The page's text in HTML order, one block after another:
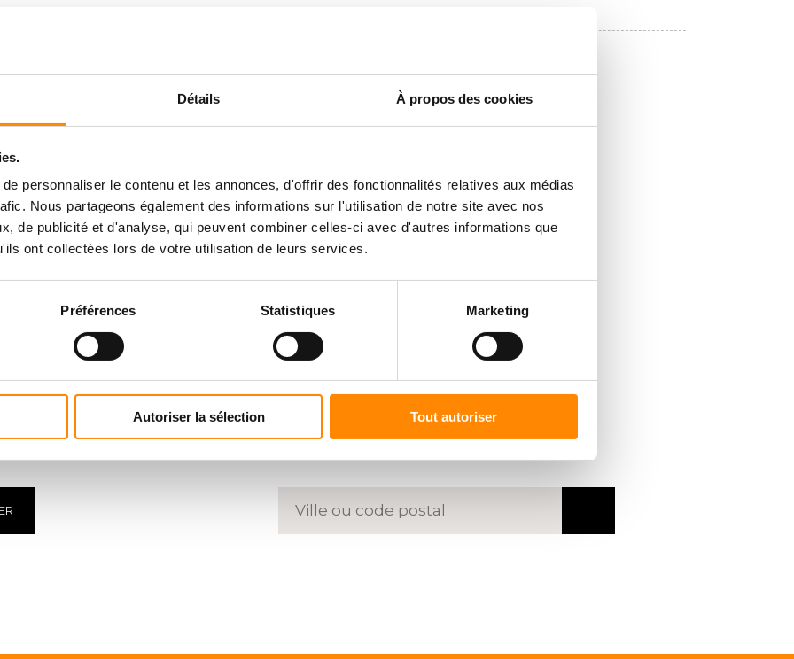
Détails À propos des cookies
personnaliser le contenu et les annonces, d'offrir des fonctionnalités relatives aux médias
Nous partageons également des informations sur l'utilisation de notre site avec nos
de publicité et d'analyse, qui peuvent combiner celles-ci avec d'autres informations que
ont collectées lors de votre utilisation de leurs services.
Préférences Statistiques Marketing
Autoriser la sélection Tout autoriser
documents
TROUVER UN REVENDEUR